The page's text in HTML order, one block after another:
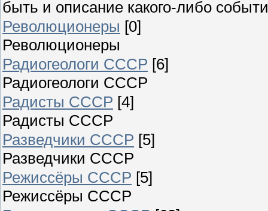
быть и описание какого-либо
Революционеры [0]
Революционеры
Радиогеологи СССР [6]
Радиогеологи СССР
Радисты СССР [4]
Радисты СССР
Разведчики СССР [5]
Разведчики СССР
Режиссёры СССР [5]
Режиссёры СССР